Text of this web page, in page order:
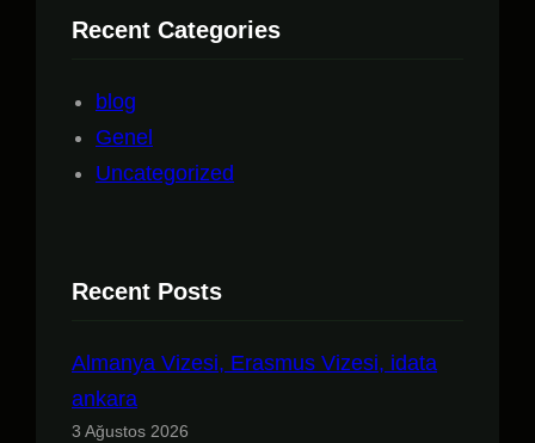
Recent Categories
blog
Genel
Uncategorized
Recent Posts
Almanya Vizesi, Erasmus Vizesi, idata
ankara
3 Ağustos 2026